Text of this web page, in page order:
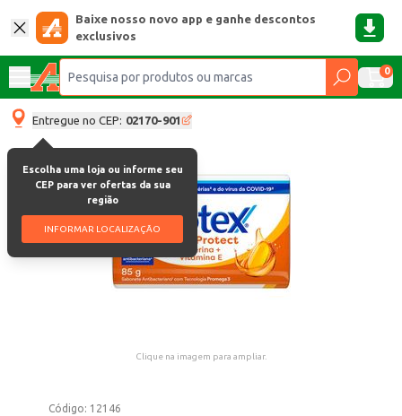
Baixe nosso novo app e ganhe descontos
exclusivos
0
Entregue no CEP: 02170-901
Escolha uma loja ou informe seu
CEP para ver ofertas da sua
região
INFORMAR LOCALIZAÇÃO
Clique na imagem para ampliar.
Código: 12146